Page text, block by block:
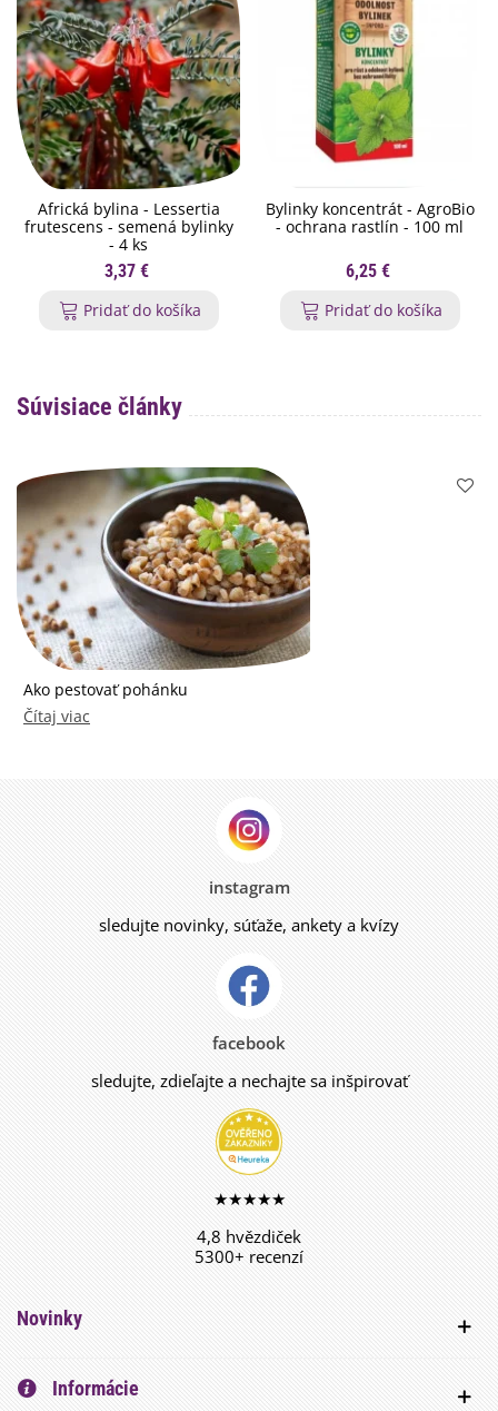
Africká bylina - Lessertia
frutescens - semená bylinky
- 4 ks
3,37 €
Pridať do košíka
Bylinky koncentrát - AgroBio
- ochrana rastlín - 100 ml
6,25 €
Pridať do košíka
Súvisiace články
Ako pestovať pohánku
Čítaj viac
instagram
sledujte novinky, súťaže, ankety a kvízy
facebook
sledujte, zdieľajte a nechajte sa inšpirovať
★★★★★
4,8 hvězdiček
5300+ recenzí
Novinky
Informácie